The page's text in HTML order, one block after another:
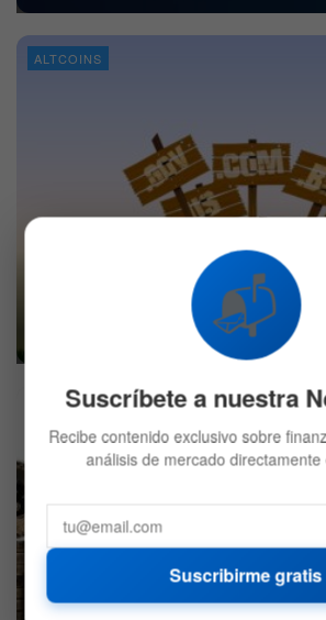
ALTCOINS
Hackers atacaron webs de
través de estafas a GoDaddy
BITCOIN
📬
Suscríbete a nuestra
Recibe contenido exclusivo sobre
análisis de mercado directamente
Suscribirme gratis